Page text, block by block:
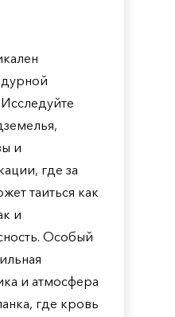
и
где за
таиться как
и
Особый
и атмосфера
где кровь